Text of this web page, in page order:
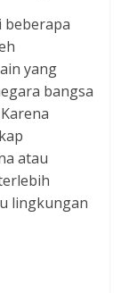
beberapa
yang
bangsa
atau
lingkungan